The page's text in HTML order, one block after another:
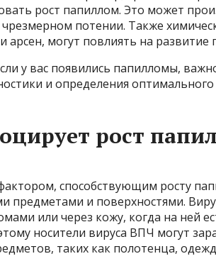
рост папиллом. Это может
потении. Также
арсен, могут повлиять на развитие
у вас появились папилломы,
и определения оптимального
рост
способствующим росту
предметами и поверхностями.
или через кожу, когда на ней
носители вируса ВПЧ могут
таких как полотенца,